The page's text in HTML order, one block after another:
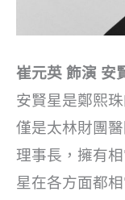
崔元英 飾演 安
安賢星是鄭熙
僅是太林財團
理事長，擁有
星在各方面都